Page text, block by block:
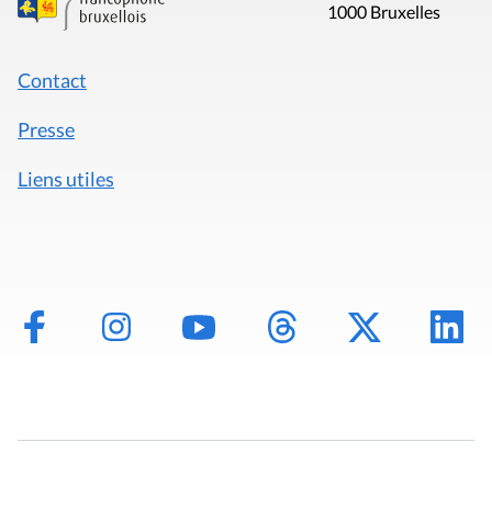
1000 Bruxelles
Contact
Presse
Liens utiles